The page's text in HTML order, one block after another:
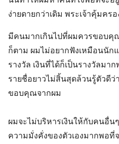
ง่ายดายกว่าเดิม พระเจ้าคุ้มครอ
มีคนมากเกินไปที่ผมควรขอบคุ
ก็ตาม ผมไม่อยากฟังเหมือนนัก
รางวัล เงินที่ได้ก็เป็นรางวัลม
รายชื่อยาวไม่สิ้นสุดล้วนรู้ตัวดีว่
ขอบคุณจากผม
ผมจะไม่บริหารเงินให้กับคนอื่
ความมั่งคั่งของตัวเองมากพอที่